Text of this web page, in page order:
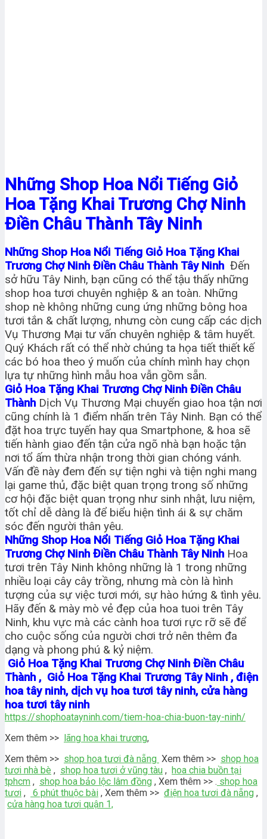
Những Shop Hoa Nổi Tiếng Giỏ
Hoa Tặng Khai Trương Chợ Ninh
Điền Châu Thành Tây Ninh
Những Shop Hoa Nổi Tiếng Giỏ Hoa Tặng Khai
Trương Chợ Ninh Điền Châu Thành Tây Ninh Đến
sở hữu Tây Ninh, bạn cũng có thể tậu thấy những
shop hoa tươi chuyên nghiệp & an toàn. Những
shop nè không những cung ứng những bông hoa
tươi tắn & chất lượng, nhưng còn cung cấp các dịch
Vụ Thương Mại tư vấn chuyên nghiệp & tâm huyết.
Quý Khách rất có thể nhờ chúng ta họa tiết thiết kế
các bó hoa theo ý muốn của chính mình hay chọn
lựa tự những hình mẫu hoa vẫn gồm sẵn.
Giỏ Hoa Tặng Khai Trương Chợ Ninh Điền Châu
Thành Dịch Vụ Thương Mại chuyển giao hoa tận nơi
cũng chính là 1 điểm nhấn trên Tây Ninh. Bạn có thể
đặt hoa trực tuyến hay qua Smartphone, & hoa sẽ
tiến hành giao đến tận cửa ngõ nhà bạn hoặc tận
nơi tổ ấm thừa nhận trong thời gian chóng vánh.
Vấn đề này đem đến sự tiện nghi và tiện nghi mang
lại game thủ, đặc biệt quan trọng trong số những
cơ hội đặc biệt quan trọng như sinh nhật, lưu niệm,
tốt chỉ dễ dàng là để biểu hiện tình ái & sự chăm
sóc đến người thân yêu.
Những Shop Hoa Nổi Tiếng Giỏ Hoa Tặng Khai
Trương Chợ Ninh Điền Châu Thành Tây Ninh Hoa
tươi trên Tây Ninh không những là 1 trong những
nhiều loại cây cây trồng, nhưng mà còn là hình
tượng của sự việc tươi mới, sự hào hứng & tình yêu.
Hãy đến & mày mò vẻ đẹp của hoa tuoi trên Tây
Ninh, khu vực mà các cành hoa tươi rực rỡ sẽ để
cho cuộc sống của người chơi trở nên thêm đa
dạng và phong phú & kỷ niệm.
Giỏ Hoa Tặng Khai Trương Chợ Ninh Điền Châu
Thành , Giỏ Hoa Tặng Khai Trương Tây Ninh , điện
hoa tây ninh, dịch vụ hoa tươi tây ninh, cửa hàng
hoa tươi tây ninh
https://shophoatayninh.com/tiem-hoa-chia-buon-tay-ninh/
Xem thêm >> lãng hoa khai trương,
Xem thêm >> shop hoa tươi đà nẵng Xem thêm >> shop hoa
tươi nhà bè , shop hoa tươi ở vũng tàu , hoa chia buồn tại
tphcm , shop hoa bảo lộc lâm đồng , Xem thêm >> . shop hoa
tươi , 6 phút thuộc bài , Xem thêm >> điện hoa tươi đà nẵng ,
cửa hàng hoa tươi quận 1,